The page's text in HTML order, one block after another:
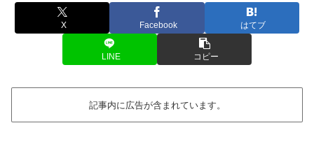
X Facebook はてブ
LINE コピー
記事内に広告が含まれています。